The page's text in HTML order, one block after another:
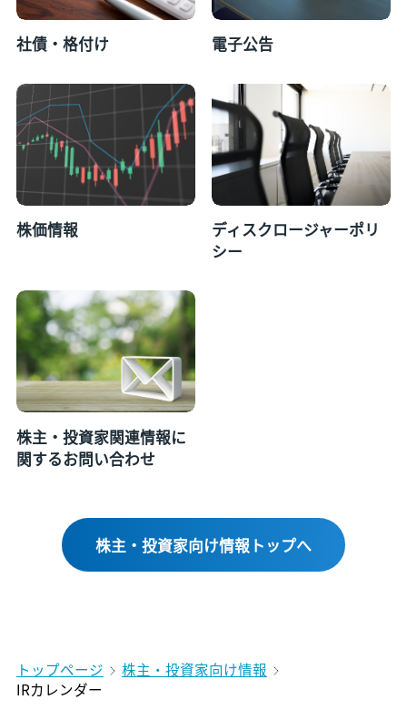
社債・格付け 電子公告
株価情報
ディスクロージャーポリ
シー
株主・投資家関連情報に
関するお問い合わせ
株主・投資家向け情報トップへ
トップページ
株主・投資家向け情報
IRカレンダー